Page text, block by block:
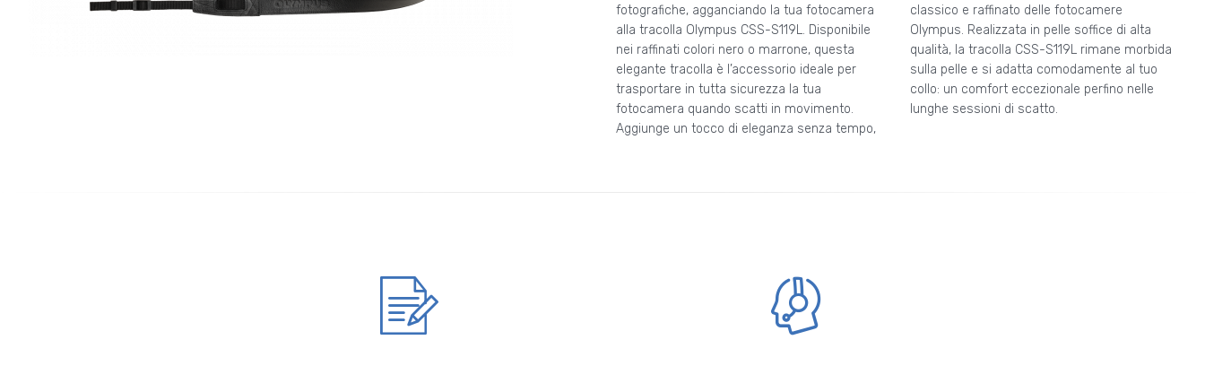
fotografiche, agganciando la tua fotocamera
alla tracolla Olympus CSS-S119L. Disponibile
nei raffinati colori nero o marrone, questa
elegante tracolla è l’accessorio ideale per
trasportare in tutta sicurezza la tua
fotocamera quando scatti in movimento.
Aggiunge un tocco di eleganza senza tempo,
classico e raffinato delle fotocamere
Olympus. Realizzata in pelle soffice di alta
qualità, la tracolla CSS-S119L rimane morbida
sulla pelle e si adatta comodamente al tuo
collo: un comfort eccezionale perfino nelle
lunghe sessioni di scatto.